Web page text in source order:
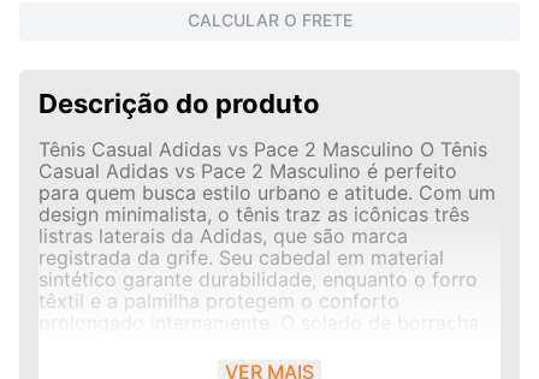
CALCULAR O FRETE
Descrição do produto
Tênis Casual Adidas vs Pace 2 Masculino O Tênis
Casual Adidas vs Pace 2 Masculino é perfeito
para quem busca estilo urbano e atitude. Com um
design minimalista, o tênis traz as icônicas três
listras laterais da Adidas, que são marca
registrada da grife. Seu cabedal em material
sintético garante durabilidade, enquanto o forro
têxtil e a palmilha protegem o conforto
proteção e flexibilidade para acompanhar seus
VER MAIS